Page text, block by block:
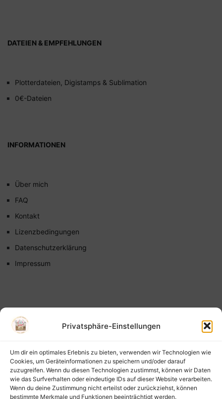
Privatsphäre-Einstellungen
Um dir ein optimales Erlebnis zu bieten, verwenden wir Technologien wie
Cookies, um Geräteinformationen zu speichern und/oder darauf
zuzugreifen. Wenn du diesen Technologien zustimmst, können wir Daten
wie das Surfverhalten oder eindeutige IDs auf dieser Website verarbeiten.
Wenn du deine Zustimmung nicht erteilst oder zurückziehst, können
bestimmte Merkmale und Funktionen beeinträchtigt werden.
DATEIEN & EMPFEHLUNGEN
Plotterdateien, Digistamps & Sublimation
0€-Dateien
INFORMATIONEN
Über mich
FAQ
Kontakt
Lizenzbedingungen
Datenschutzerklärung
Impressum